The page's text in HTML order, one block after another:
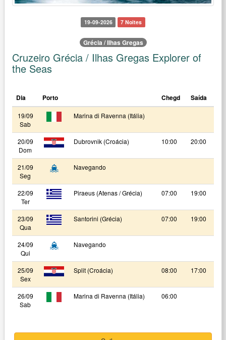
19-09-2026 7 Noites
Grécia / Ilhas Gregas
Cruzeiro Grécia / Ilhas Gregas Explorer of
the Seas
Dia Porto Chegd Saída
19/09
Sab
Marina di Ravenna (Itália)
20/09
Dom
Dubrovnik (Croácia) 10:00 20:00
21/09
Seg
Navegando
22/09
Ter
Piraeus (Atenas / Grécia) 07:00 19:00
23/09
Qua
Santorini (Grécia) 07:00 19:00
24/09
Qui
Navegando
25/09
Sex
Split (Croácia) 08:00 17:00
26/09
Sab
Marina di Ravenna (Itália) 06:00